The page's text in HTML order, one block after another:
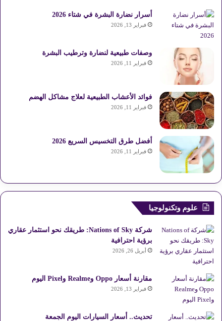
أسرار نضارة البشرة في شتاء 2026
فبراير 13, 2026
وصفات طبيعية لنضارة وترطيب البشرة
فبراير 11, 2026
فوائد الأعشاب الطبيعية لعلاج مشاكل الهضم
فبراير 11, 2026
أفضل طرق التخسيس السريع 2026
فبراير 11, 2026
علوم وتكنولوجيا
شركة Nations of Sky: طريقك نحو استثمار عقاري
برؤية احترافية
أبريل 26, 2026
مقارنة أسعار Oppo وRealme وPixel اليوم
فبراير 13, 2026
تحديث.. أسعار السيارات اليوم الجمعة